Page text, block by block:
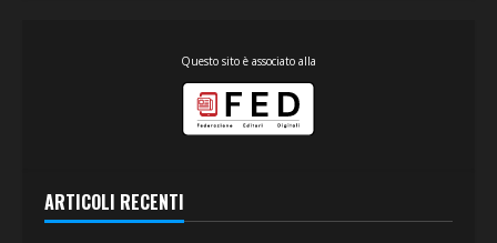
Questo sito è associato alla
ARTICOLI RECENTI